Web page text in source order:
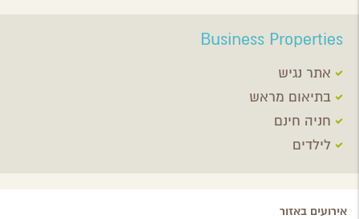
Business Properties
אתר נגיש
בתיאום מראש
חניה חינם
לילדים
אירועים באזור